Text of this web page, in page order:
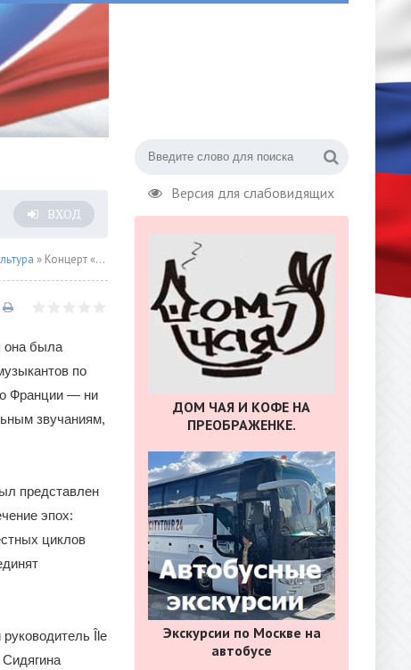
Версия для слабовидящих
ВХОД
» Концерт «Angéliques Sous La Pluie»
она была
по
Франции — ни
звучаниям,
представлен
эпох:
циклов
Île
ДОМ ЧАЯ И КОФЕ НА
ПРЕОБРАЖЕНКЕ.
Экскурсии по Москве на
автобусе